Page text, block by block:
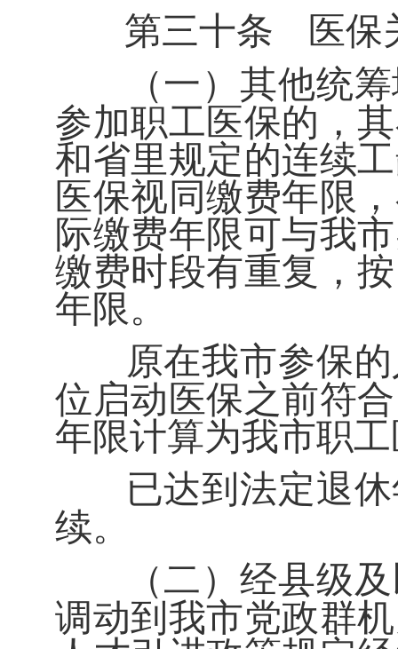
第三十条
医保
（一） 其他统
参加职工医保的，
和省里规定的连续
医保视同缴费年限
际缴费年限可与我
缴费时段有重复，
年限。
原在我市参保
位启动医保之前符
年限计算为我市职
已达到法定退
续。
（二）经县级
调动到我市党政群